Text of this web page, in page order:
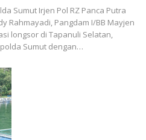
Sumut Irjen Pol RZ Panca Putra
Rahmayadi, Pangdam I/BB Mayjen
longsor di Tapanuli Selatan,
Sumut dengan…